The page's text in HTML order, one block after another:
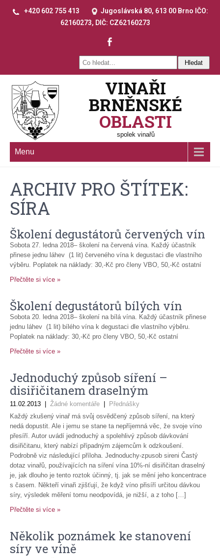
+420 602 755 413
Jugoslávská 80, 613 00 Brno IČO:
62160273, DIČ: CZ62160273
VINAŘI
BRNĚNSKÉ
OBLASTI
spolek vinařů
Menu
ARCHIV PRO ŠTÍTEK:
SÍRA
Školení degustátorů červených vín
Sobota 27. ledna 2018– školení na červená vína. Každý účastník
přinese jednu láhev (1 lit) červeného vína k degustaci dle vlastního
výběru. Poplatek na náklady: 30,-Kč pro členy VBO, 50,-Kč ostatní
Přečtěte si více »
Školení degustátorů bílých vín
Sobota 20. ledna 2018– školení na bílá vína. Každý účastník přinese
jednu láhev (1 lit) bílého vína k degustaci dle vlastního výběru.
Poplatek na náklady: 30,-Kč pro členy VBO, 50,-Kč ostatní
Přečtěte si více »
Jednoduchý způsob síření –
disiřičitanem draselným
11.02.2013 Žádné komentáře
Přednášky
Každý zkušený vinař má svůj osvědčený způsob síření, na který
nedá dopustit. Ale i jemu se stane ta nepříjemná věc, že svoje víno
přesíří. Autor uvádí jednoduchý a spolehlivý způsob dávkování
disiřičitanu, který nabízí případným zájemcům k odzkoušení.
Podrobně viz následující příloha. Jednoduchy-zpusob sireni Častý
dotaz vinařů, používajících na síření vína 10%-ní disiřičitan draselný
je, jak dlouho je tento roztok účinný, tj. jak se mění jeho koncentrace
s časem. Někteří vinaři zjišťují, že když víno přisíří určitou dávkou
síry, výsledek měření tomu neodpovídá, je nižší, a z toho […]
Přečtěte si více »
Několik poznámek ke stanovení
síry ve víně